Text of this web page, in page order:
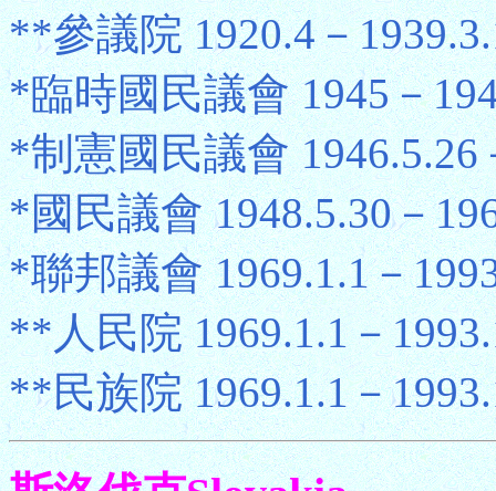
**參議院 1920.4－
*臨時國民議會 1945－
*制憲國民議會 1946.5.26
*國民議會 1948.5.30－
*聯邦議會 1969.1.1－
**人民院 1969.1.1－
**民族院 1969.1.1－